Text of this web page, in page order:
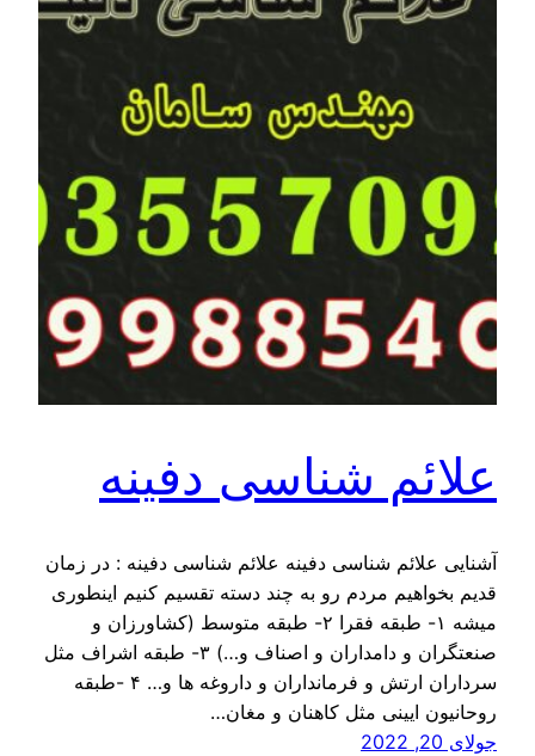
علائم شناسی دفینه
آشنایی علائم شناسی دفینه علائم شناسی دفینه : در زمان
قدیم بخواهیم مردم رو به چند دسته تقسیم کنیم اینطوری
میشه ۱- طبقه فقرا ۲- طبقه متوسط (کشاورزان و
صنعتگران و دامداران و اصناف و…) ۳- طبقه اشراف مثل
سرداران ارتش و فرمانداران و داروغه ها و… ۴ -طبقه
روحانیون ایینی مثل کاهنان و مغان…
جولای 20, 2022